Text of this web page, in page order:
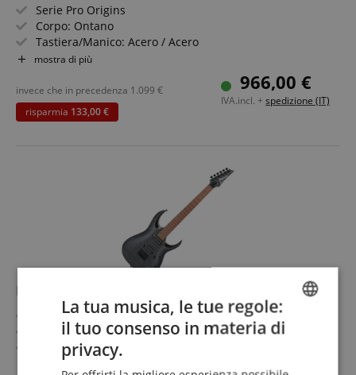
Serie Pro Origins
Corpo: Ontano
Tastiera/Manico: Acero / Acero
Pickups: 1x Jackson J-90C, 1x Jackson J-50N (HH)
Gigbag inclusa
mostra di più
966,00 €
IVA.incl. + spedizione (IT)
invece che in precedenza 1.099 €
risparmia 133,00 €
Ibanez RGA42FM-TGF Transparent Gray Flat
Serie: Ibanez RGA Standard Series
Forma del corpo: RGA
Top/Corpo: acero fiammato / meranti
Manico/ Tastiera: jatoba / acero
ENGLISH
La tua musica, le tue regole:
il tuo consenso in materia di
privacy.